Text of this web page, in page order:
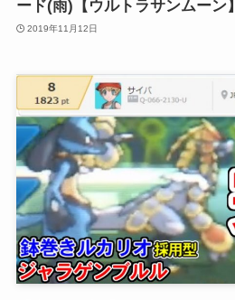
ード(雨)【ウルトラサンムーン】
2019年11月12日